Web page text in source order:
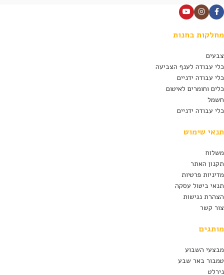
מחלקות בחנות
צבעים
כלי עבודה לענף הצביעה
כלי עבודה ידניים
כלים וחומרים לאיטום
חשמל
כלי עבודה ידניים
תנאי שימוש
משלוח
תקנון האתר
מדיניות פרטיות
תנאי ביטול עסקה
הצהרת נגישות
צור קשר
מותגים
מבצעי השבוע
טמבור באר שבע
נירלט